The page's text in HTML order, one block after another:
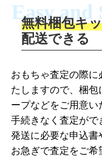
商品撮影
梱包キットをメー
LINEの友だち追加
梱包キットをLINE
Easy and
無料梱包キ
配送できる
おもちゃ査定の際
たしますので、梱
ープなどをご用意
手続きなく査定がで
発送に必要な申込書
お急ぎで査定をご